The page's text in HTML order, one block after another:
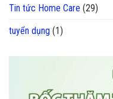
Tin tức Home Care (29)
tuyển dụng (1)